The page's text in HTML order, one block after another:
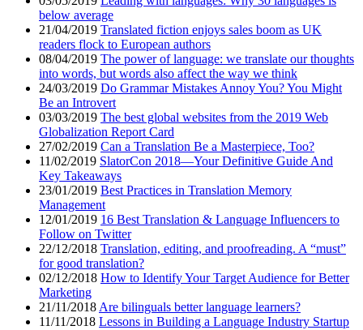
below average
21/04/2019 Translated fiction enjoys sales boom as UK
readers flock to European authors
08/04/2019 The power of language: we translate our thoughts
into words, but words also affect the way we think
24/03/2019 Do Grammar Mistakes Annoy You? You Might
Be an Introvert
03/03/2019 The best global websites from the 2019 Web
Globalization Report Card
27/02/2019 Can a Translation Be a Masterpiece, Too?
11/02/2019 SlatorCon 2018—Your Definitive Guide And
Key Takeaways
23/01/2019 Best Practices in Translation Memory
Management
12/01/2019 16 Best Translation & Language Influencers to
Follow on Twitter
22/12/2018 Translation, editing, and proofreading. A “must”
for good translation?
02/12/2018 How to Identify Your Target Audience for Better
Marketing
21/11/2018 Are bilinguals better language learners?
11/11/2018 Lessons in Building a Language Industry Startup